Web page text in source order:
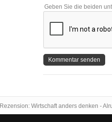
Geben Sie die beiden
Rezension: Wirtschaft anders denken -